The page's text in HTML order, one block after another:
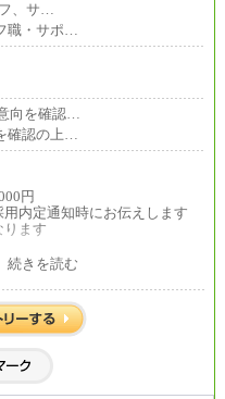
、サ…
職・サポ…
向を確認…
確認の上…
円
内定通知時にお伝えします
ます
円
力を考慮の上、当社規程に
きを読む